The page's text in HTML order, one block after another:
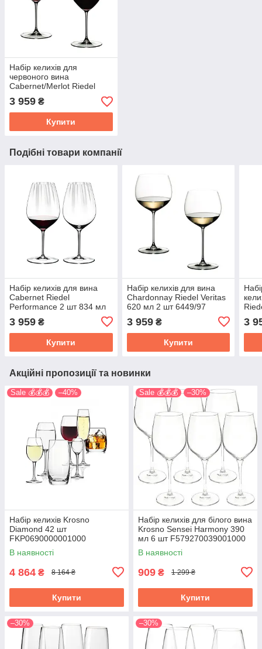
Набір келихів для
червоного вина
Cabernet/Merlot Riedel
Veritas 625 мл 2 шт 6449/0
3 959 ₴
Купити
Подібні товари компанії
Набір келихів для вина
Cabernet Riedel
Performance 2 шт 834 мл
3 959 ₴
Купити
Набір келихів для вина
Chardonnay Riedel Veritas
620 мл 2 шт 6449/97
3 959₴
Купити
3
Акційні пропозиції та новинки
Sale 💰💰💰 –40%
Набір келихів Krosno
Diamond 42 шт
FKP0690000001000
В наявності
4 864 ₴ 8 164 ₴
Купити
Sale 💰💰💰 –30%
Набір келихів для білого вина
Krosno Sensei Harmony 390
мл 6 шт F579270039001000
В наявності
909 ₴ 1 299 ₴
Купити
–30% –30%